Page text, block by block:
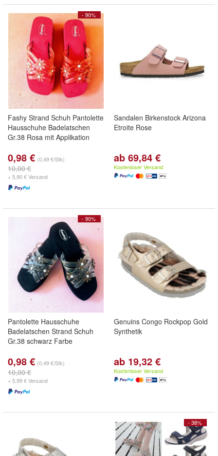
- 90%
Fashy Strand Schuh Pantolette
Hausschuhe Badelatschen
Gr.38 Rosa mit Applikation
0,98 € (0,49 €/Stk)
10,00 €
+ 5,90 € Versand
Sandalen Birkenstock Arizona
Etroite Rose
ab 69,84 €
Kostenloser Versand
- 90%
Pantolette Hausschuhe
Badelatschen Strand Schuh
Gr.38 schwarz Farbe
0,98 € (0,49 €/Stk)
10,00 €
+ 5,99 € Versand
Genuins Congo Rockpop Gold
Synthetik
ab 19,32 €
Kostenloser Versand
- 38%